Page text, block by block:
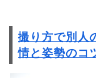
撮り方で別人
情と姿勢のコ